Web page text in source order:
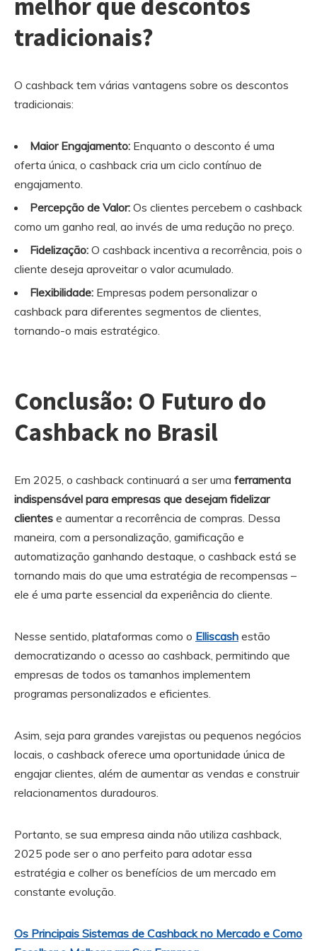
tradicionais?
O cashback tem várias vantagens sobre os descontos
tradicionais:
Maior Engajamento: Enquanto o desconto é uma
oferta única, o cashback cria um ciclo contínuo de
engajamento.
Percepção de Valor: Os clientes percebem o cashback
como um ganho real, ao invés de uma redução no preço.
Fidelização: O cashback incentiva a recorrência, pois o
cliente deseja aproveitar o valor acumulado.
Flexibilidade: Empresas podem personalizar o
cashback para diferentes segmentos de clientes,
tornando-o mais estratégico.
Conclusão: O Futuro do
Cashback no Brasil
Em 2025, o cashback continuará a ser uma ferramenta
indispensável para empresas que desejam fidelizar
clientes e aumentar a recorrência de compras. Dessa
maneira, com a personalização, gamificação e
automatização ganhando destaque, o cashback está se
tornando mais do que uma estratégia de recompensas –
ele é uma parte essencial da experiência do cliente.
Nesse sentido, plataformas como o Elliscash estão
democratizando o acesso ao cashback, permitindo que
empresas de todos os tamanhos implementem
programas personalizados e eficientes.
Asim, seja para grandes varejistas ou pequenos negócios
locais, o cashback oferece uma oportunidade única de
engajar clientes, além de aumentar as vendas e construir
relacionamentos duradouros.
Portanto, se sua empresa ainda não utiliza cashback,
2025 pode ser o ano perfeito para adotar essa
estratégia e colher os benefícios de um mercado em
constante evolução.
Os Principais Sistemas de Cashback no Mercado e Como